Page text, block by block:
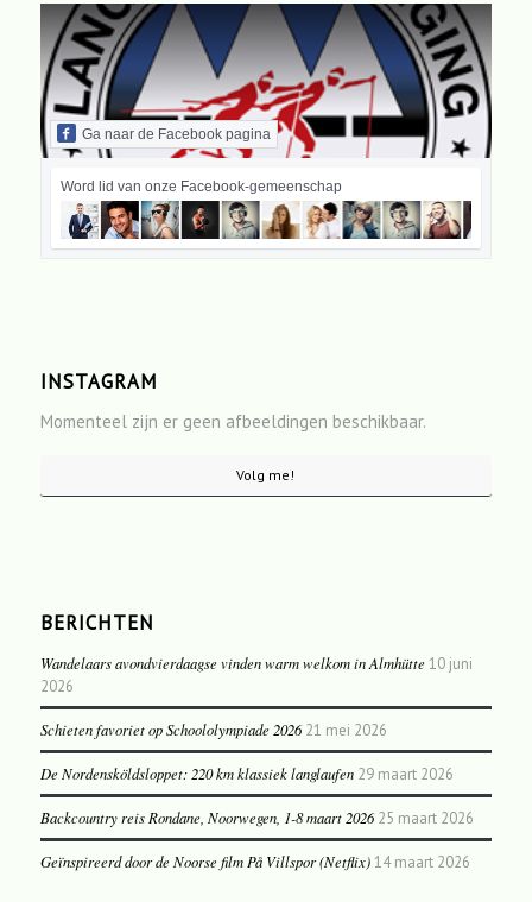
Ga naar de Facebook pagina
Word lid van onze Facebook-gemeenschap
INSTAGRAM
Momenteel zijn er geen afbeeldingen beschikbaar.
Volg me!
BERICHTEN
Wandelaars avondvierdaagse vinden warm welkom in Almhütte 10 juni
2026
Schieten favoriet op Schoololympiade 2026 21 mei 2026
De Nordensköldsloppet: 220 km klassiek langlaufen 29 maart 2026
Backcountry reis Rondane, Noorwegen, 1-8 maart 2026 25 maart 2026
Geïnspireerd door de Noorse film På Villspor (Netflix) 14 maart 2026